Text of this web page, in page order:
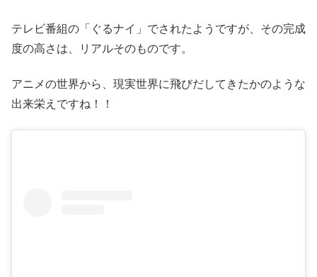
テレビ番組の「ぐるナイ」でされたようですが、その完成
度の高さは、リアルそのものです。
アニメの世界から、現実世界に飛びだしてきたかのような
出来栄えですね！！